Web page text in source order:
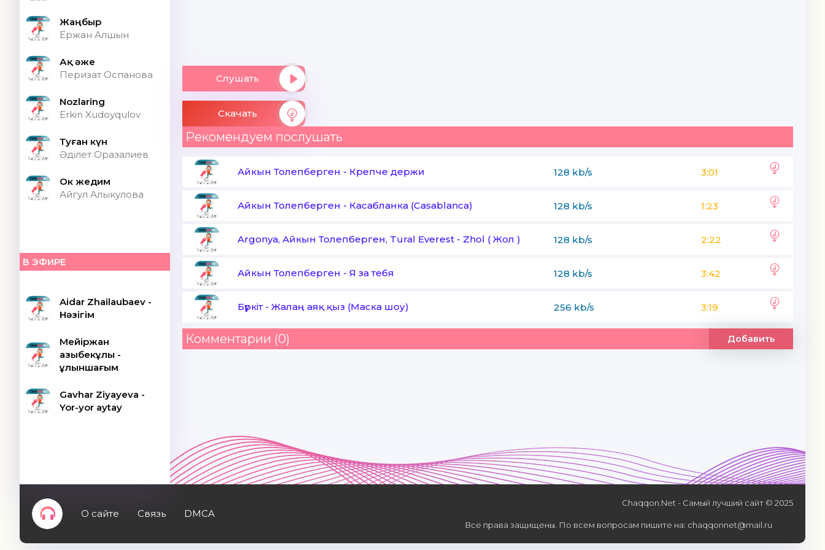
Жаңбыр
Ержан Алшын
Ақ әже
Перизат Оспанова
Nozlaring
Erkin Xudoyqulov
Туған күн
Әділет Оразалиев
Ок жедим
Айгул Алыкулова
В ЭФИРЕ
Aidar Zhailaubaev -
Нәзігім
Мейіржан
Қазыбекұлы -
Құлыншағым
Gavhar Ziyayeva -
Yor-yor aytay
Слушать
Скачать
Рекомендуем послушать
Айкын Толепберген - Крепче держи 128 kb/s 3:01
Айкын Толепберген - Касабланка (Casablanca) 128 kb/s 1:23
Argonya, Айкын Толепберген, Tural Everest - Zhol ( Жол ) 128 kb/s 2:22
Айкын Толепберген - Я за тебя 128 kb/s 3:42
Бүркіт - Жалаң аяқ қыз (Маска шоу) 256 kb/s 3:19
Комментарии (0) Добавить
О сайте Связь DMCA
Chaqqon.Net - Самый лучший сайт © 2025
Все права защищены. По всем вопросам пишите на: chaqqonnet@mail.ru